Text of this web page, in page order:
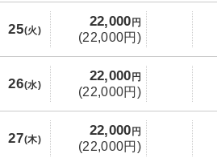
25(火)
22,000 円
(22,000円)
26(水)
22,000 円
(22,000円)
27(木)
22,000 円
(22,000円)